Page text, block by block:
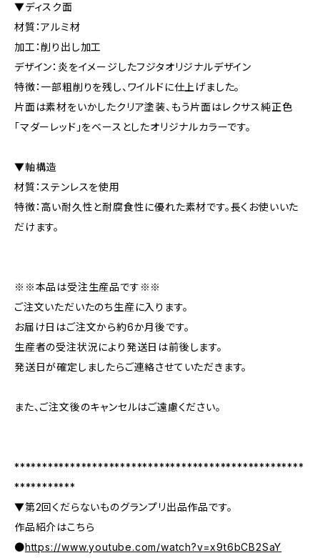
▼ディスク面
材質：アルミ材
加工：削り出し加工
デザイン：炎をイメージしたフジタオリジナルデザイン
特徴：一部粗削りを残し、ワイルドに仕上げました。
片面は素材をいかしたクリア塗装、もう片面はレクサス純正色
「マダーレッド」をベースとしたオリジナルカラーです。
▼軸構造
材質：ステンレスを使用
特徴：高い耐久性と耐腐食性に優れた素材です。長くお使いいた
だけます。
※※本品は受注生産品です※※
ご注文いただいたのち生産に入ります。
お届け日はご注文から約6か月後です。
生産者の受注状況により発送日は前後します。
発送日が確定しましたらご連絡させていただきます。
また、ご注文後のキャンセルはご遠慮ください。
****************************************************
***********
▼第2回くだらないものグランプリ出品作品です。
作品紹介はこちら
●https://www.youtube.com/watch?v=x9t6bCB2SaY